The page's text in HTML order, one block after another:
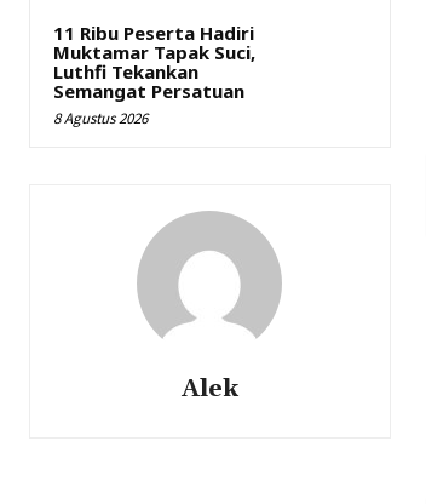
11 Ribu Peserta Hadiri
Muktamar Tapak Suci,
Luthfi Tekankan
Semangat Persatuan
8 Agustus 2026
Alek